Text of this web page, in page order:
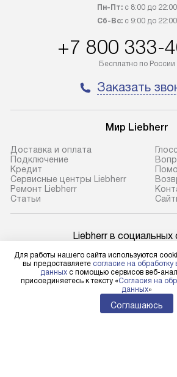
Пн-Пт:с 8:00 до 22:00
Сб-Вс:с 9:00 до 22:00
+7 800 333-
Бесплатно по России
Заказать
Мир Liebherr
Доставка и оплата
Подключение
Кредит
Сервисные центры Liebherr
Ремонт Liebherr
Cтатьи
Liebherr в социальных
Для физических лиц
shop@l-rus.ru
Для юридических лиц
Для работы нашего сайта используются
вы предоставляете согласие на
данных с помощью сервисов веб-
присоединяетесь к тексту «Согласия на
данных»
Соглашаюсь